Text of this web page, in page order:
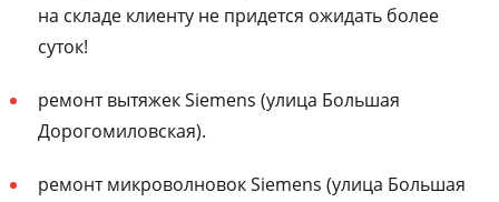
на складе клиенту не придется ожидать более
суток!
ремонт вытяжек Siemens (улица Большая
Дорогомиловская).
ремонт микроволновок Siemens (улица Большая